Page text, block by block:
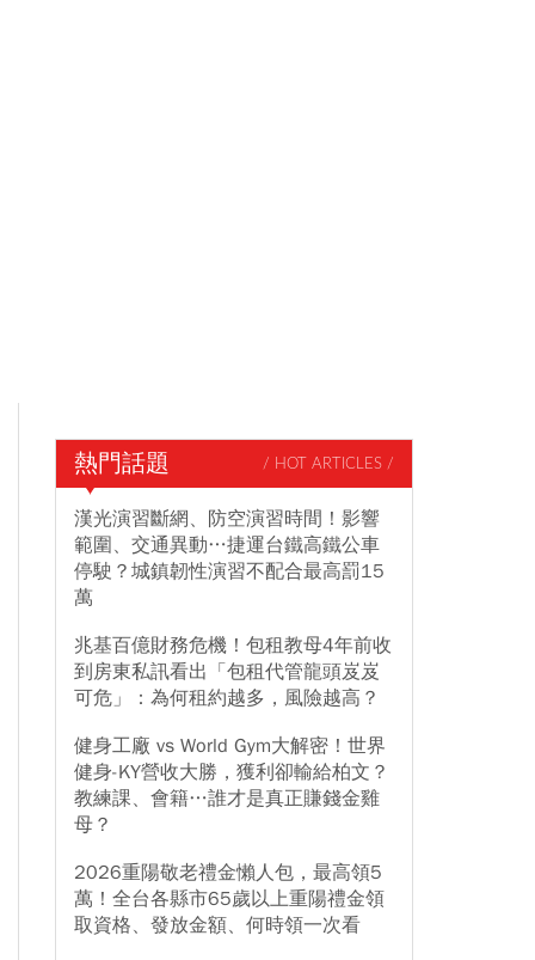
熱門話題 / HOT ARTICLES /
漢光演習斷網、防空演習時間！影響
範圍、交通異動…捷運台鐵高鐵公車
停駛？城鎮韌性演習不配合最高罰15
萬
兆基百億財務危機！包租教母4年前收
到房東私訊看出「包租代管龍頭岌岌
可危」：為何租約越多，風險越高？
健身工廠 vs World Gym大解密！世界
健身-KY營收大勝，獲利卻輸給柏文？
教練課、會籍…誰才是真正賺錢金雞
母？
2026重陽敬老禮金懶人包，最高領5
萬！全台各縣市65歲以上重陽禮金領
取資格、發放金額、何時領一次看